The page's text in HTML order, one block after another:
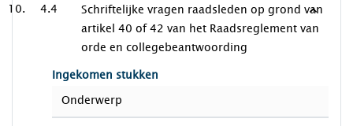
4.4
Schriftelijke vragen raadsleden op grond van
artikel 40 of 42 van het Raadsreglement van
orde en collegebeantwoording
Ingekomen stukken
Onderwerp